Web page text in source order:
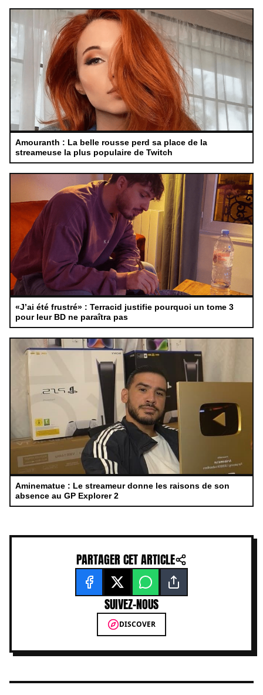
Amouranth : La belle rousse perd sa place de la
streameuse la plus populaire de Twitch
«J’ai été frustré» : Terracid justifie pourquoi un tome 3
pour leur BD ne paraîtra pas
Aminematue : Le streameur donne les raisons de son
absence au GP Explorer 2
PARTAGER CET ARTICLE
SUIVEZ-NOUS
DISCOVER